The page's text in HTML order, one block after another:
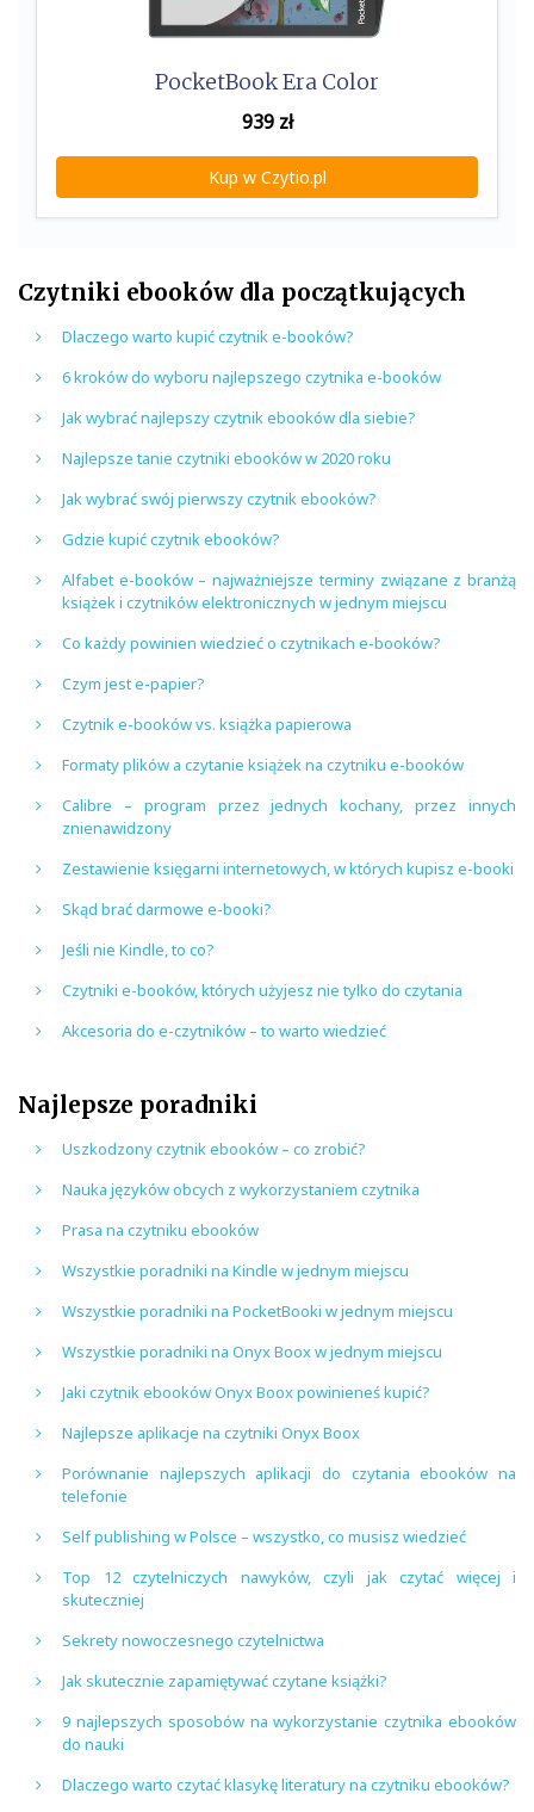
PocketBook Era Color
939zł
Kup w Czytio.pl
Czytniki ebooków dla początkujących
Dlaczego warto kupić czytnik e-booków?
6 kroków do wyboru najlepszego czytnika e-booków
Jak wybrać najlepszy czytnik ebooków dla siebie?
Najlepsze tanie czytniki ebooków w 2020 roku
Jak wybrać swój pierwszy czytnik ebooków?
Gdzie kupić czytnik ebooków?
Alfabet e-booków – najważniejsze terminy związane z branżą
książek i czytników elektronicznych w jednym miejscu
Co każdy powinien wiedzieć o czytnikach e-booków?
Czym jest e-papier?
Czytnik e-booków vs. książka papierowa
Formaty plików a czytanie książek na czytniku e-booków
Calibre – program przez jednych kochany, przez innych
znienawidzony
Zestawienie księgarni internetowych, w których kupisz e-booki
Skąd brać darmowe e-booki?
Jeśli nie Kindle, to co?
Czytniki e-booków, których użyjesz nie tylko do czytania
Akcesoria do e-czytników – to warto wiedzieć
Najlepsze poradniki
Uszkodzony czytnik ebooków – co zrobić?
Nauka języków obcych z wykorzystaniem czytnika
Prasa na czytniku ebooków
Wszystkie poradniki na Kindle w jednym miejscu
Wszystkie poradniki na PocketBooki w jednym miejscu
Wszystkie poradniki na Onyx Boox w jednym miejscu
Jaki czytnik ebooków Onyx Boox powinieneś kupić?
Najlepsze aplikacje na czytniki Onyx Boox
Porównanie najlepszych aplikacji do czytania ebooków na
telefonie
Self publishing w Polsce – wszystko, co musisz wiedzieć
Top 12 czytelniczych nawyków, czyli jak czytać więcej i
skuteczniej
Sekrety nowoczesnego czytelnictwa
Jak skutecznie zapamiętywać czytane książki?
9 najlepszych sposobów na wykorzystanie czytnika ebooków
do nauki
Dlaczego warto czytać klasykę literatury na czytniku ebooków?